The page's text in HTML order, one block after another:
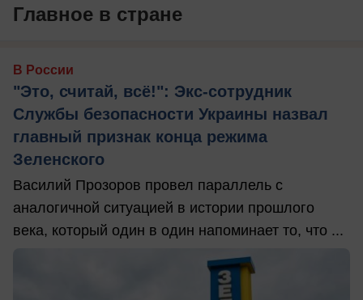
Главное в стране
В России
"Это, считай, всё!": Экс-сотрудник
Службы безопасности Украины назвал
главный признак конца режима
Зеленского
Василий Прозоров провел параллель с
аналогичной ситуацией в истории прошлого
века, который один в один напоминает то, что ...